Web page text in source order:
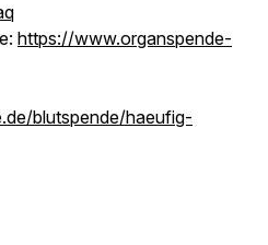
https://www.organspende-
blutspende/haeufig-